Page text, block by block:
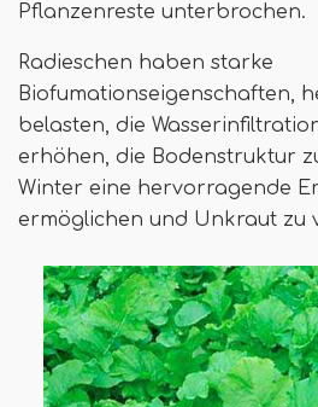
Pflanzenreste unterbrochen.
Radieschen haben starke
Biofumationseigenschaften,
belasten, die
erhöhen, die Bodenstruktur
Winter eine hervorragende
ermöglichen und Unkraut zu